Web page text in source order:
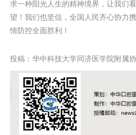
求一种阳光人生的精神境界，让我们
望！我们也坚信，全国人民齐心协力
情防控全面胜利！
投稿：华中科技大学同济医学院附属